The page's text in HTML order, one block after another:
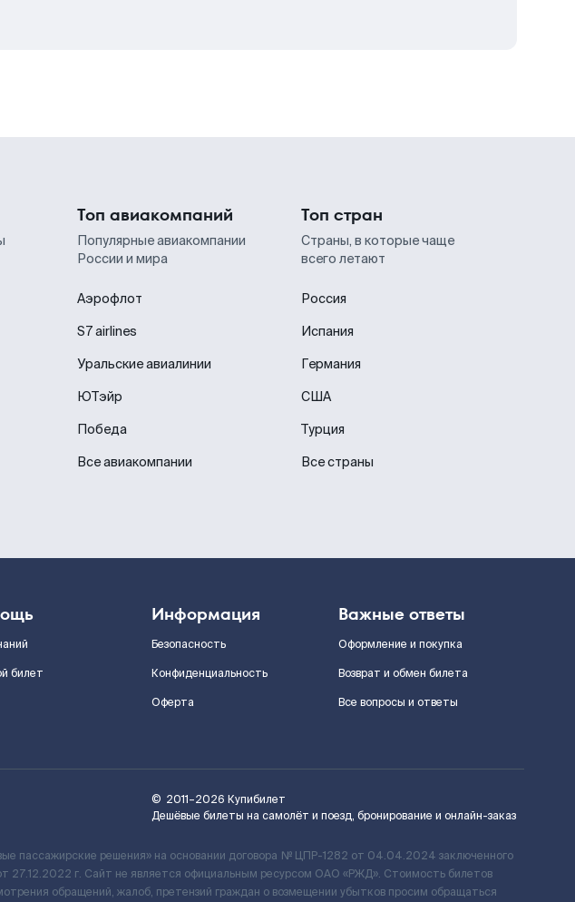
Топ авиакомпаний
Популярные авиакомпании
России и мира
Аэрофлот
S7 airlines
Уральские авиалинии
ЮТэйр
Победа
Все авиакомпании
Топ стран
Страны, в которые чаще
всего летают
Россия
Испания
Германия
США
Турция
Все страны
билет
Информация
Безопасность
Конфиденциальность
Оферта
Важные ответы
Оформление и покупка
Возврат и обмен билета
Все вопросы и ответы
© 2011–2026 Купибилет
Дешёвые билеты на самолёт и поезд, бронирование и онлайн-заказ
пассажирские решения» на основании договора № ЦПР-1282 от 04.04.2024 заключенного
г. Сайт не является официальным ресурсом ОАО «РЖД». Стоимость билетов
обращений, жалоб, претензий граждан о возмещении убытков просим обращаться